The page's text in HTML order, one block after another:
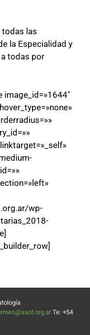
todas las
la Especialidad y
a todas por
wp-
Te: +54